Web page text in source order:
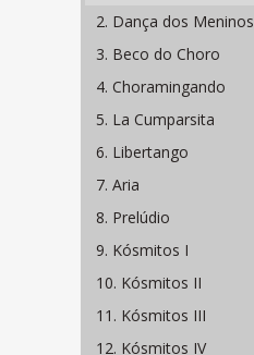
2. Dança dos Meninos
3. Beco do Choro
4. Choramingando
5. La Cumparsita
6. Libertango
7. Aria
8. Prelúdio
9. Kósmitos I
10. Kósmitos II
11. Kósmitos III
12. Kósmitos IV